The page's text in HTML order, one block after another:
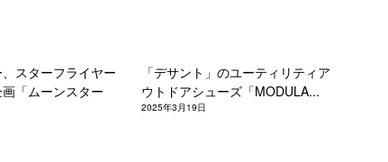
スターフライヤー
「ムーンスター
「デサント」のユーティリティア
ウトドアシューズ「MODULA...
2025年3月19日